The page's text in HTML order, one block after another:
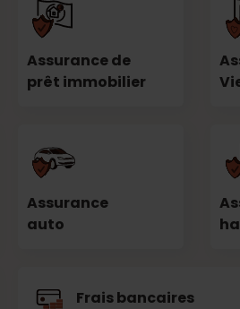
Assurance de
prêt immobilier
Assurance
auto
Frais bancaires